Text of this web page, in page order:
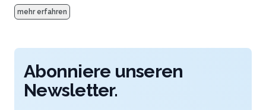
Öffentlichkeit zugänglich gemacht. Die Rote Trotte
eignet sich perfekt für Hochzeiten bis zu 100 Gästen,
Verbindung mit einem einzigartigen Erlebnis gelegt
wird.
mehr erfahren
Abonniere unseren
Newsletter.